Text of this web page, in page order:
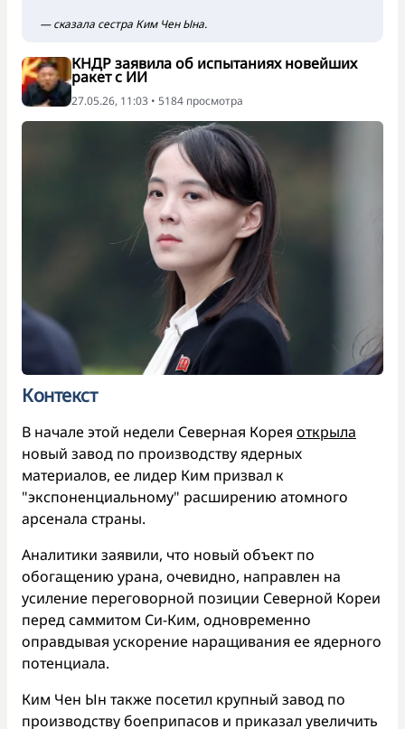
— сказала сестра Ким Чен Ына.
КНДР заявила об испытаниях новейших
ракет с ИИ
27.05.26, 11:03 • 5184 просмотра
Контекст
В начале этой недели Северная Корея открыла
новый завод по производству ядерных
материалов, ее лидер Ким призвал к
"экспоненциальному" расширению атомного
арсенала страны.
Аналитики заявили, что новый объект по
обогащению урана, очевидно, направлен на
усиление переговорной позиции Северной Кореи
перед саммитом Си-Ким, одновременно
оправдывая ускорение наращивания ее ядерного
потенциала.
Ким Чен Ын также посетил крупный завод по
производству боеприпасов и приказал увеличить